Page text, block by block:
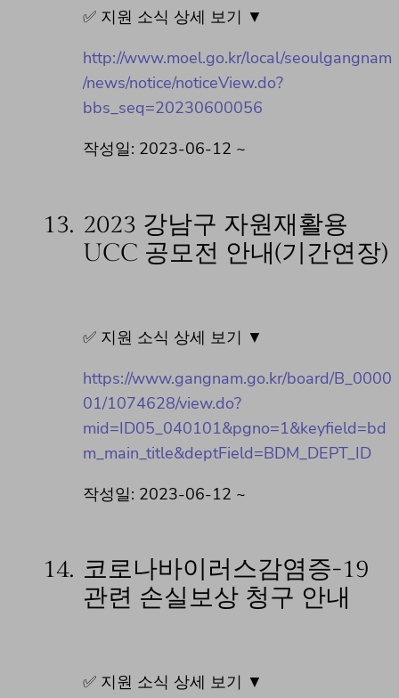
✅ 지원 소식 상세 보기 ▼
http://www.moel.go.kr/local/seoulgangnam
/news/notice/noticeView.do?
bbs_seq=20230600056
작성일: 2023-06-12 ~
13. 2023 강남구 자원재활용
UCC 공모전 안내(기간연장)
✅ 지원 소식 상세 보기 ▼
https://www.gangnam.go.kr/board/B_0000
01/1074628/view.do?
mid=ID05_040101&pgno=1&keyfield=bd
m_main_title&deptField=BDM_DEPT_ID
작성일: 2023-06-12 ~
14. 코로나바이러스감염증-19
관련 손실보상 청구 안내
✅ 지원 소식 상세 보기 ▼